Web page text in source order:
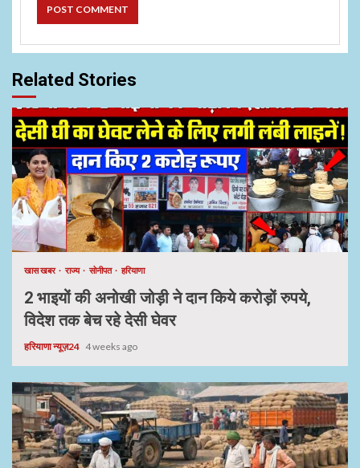
Related Stories
खास खबर राज्य सोनीपत हरियाणा
2 भाइयों की अनोखी जोड़ी ने दान किये करोड़ों रुपये,
विदेश तक बेच रहे देसी घेवर
हरियाणा न्यूज़24 4 weeks ago